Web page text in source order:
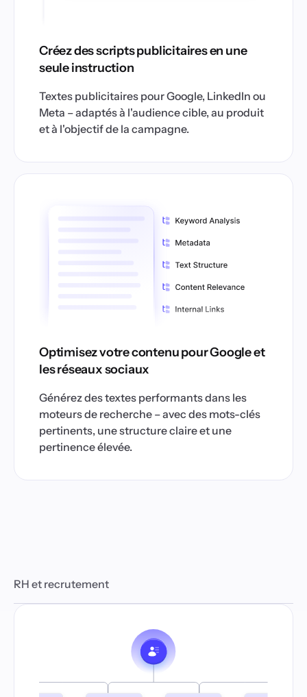
Créez des scripts publicitaires en une
seule instruction
Textes publicitaires pour Google, LinkedIn ou
Meta – adaptés à l'audience cible, au produit
et à l'objectif de la campagne.
Optimisez votre contenu pour Google et
les réseaux sociaux
Générez des textes performants dans les
moteurs de recherche – avec des mots-clés
pertinents, une structure claire et une
pertinence élevée.
RH et recrutement